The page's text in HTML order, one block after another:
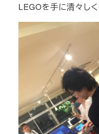
LEGOを手に清々し